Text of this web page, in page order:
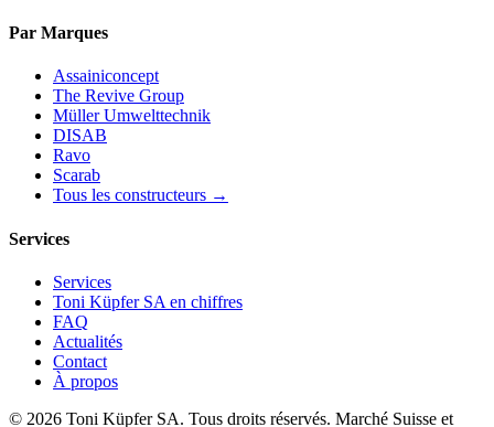
Par Marques
Assainiconcept
The Revive Group
Müller Umwelttechnik
DISAB
Ravo
Scarab
Tous les constructeurs →
Services
Services
Toni Küpfer SA en chiffres
FAQ
Actualités
Contact
À propos
© 2026 Toni Küpfer SA. Tous droits réservés. Marché Suisse et